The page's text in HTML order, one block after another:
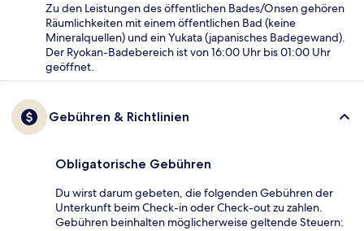
Zu den Leistungen des öffentlichen Bades/Onsen gehören
Räumlichkeiten mit einem öffentlichen Bad (keine
Mineralquellen) und ein Yukata (japanisches Badegewand).
Der Ryokan-Badebereich ist von 16:00 Uhr bis 01:00 Uhr
geöffnet.
Gebühren & Richtlinien
Obligatorische Gebühren
Du wirst darum gebeten, die folgenden Gebühren der
Unterkunft beim Check-in oder Check-out zu zahlen.
Gebühren beinhalten möglicherweise geltende Steuern: